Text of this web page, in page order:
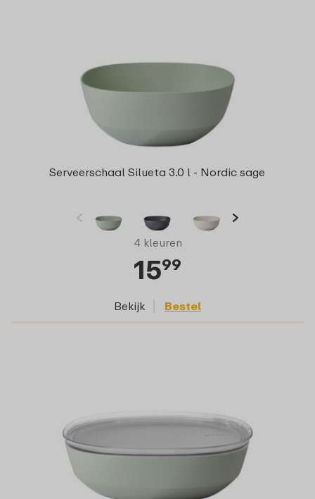
Serveerschaal Silueta 3.0 l - Nordic sage
4 kleuren
1599
Bekijk Bestel